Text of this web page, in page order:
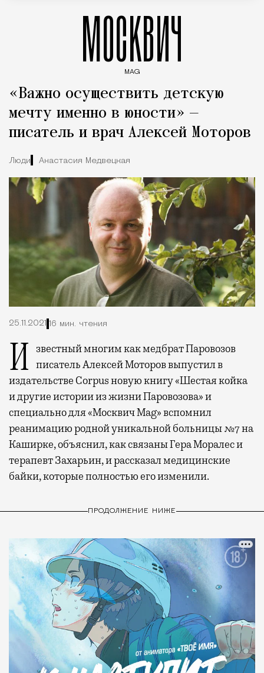
МОСКВИЧ
MAG
«Важно осуществить детскую
мечту именно в юности» —
писатель и врач Алексей Моторов
Люди Анастасия Медвецкая
25.11.2021 16 мин. чтения
Известный многим как медбрат Паровозов писатель Алексей Моторов выпустил в
издательстве Corpus новую книгу «Шестая койка
и другие истории из жизни Паровозова» и
специально для «Москвич Mag» вспомнил
реанимацию родной уникальной больницы №7 на
Каширке, объяснил, как связаны Гера Моралес и
терапевт Захарьин, и рассказал медицинские
байки, которые полностью его изменили.
ПРОДОЛЖЕНИЕ НИЖЕ